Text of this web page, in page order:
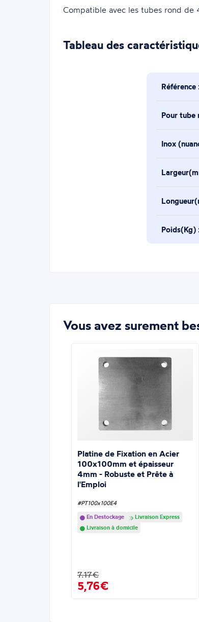
Compatible avec les tubes rond
Tableau des
Référence
Pour tube
Inox
Poids(Kg)
Vous avez surement
Platine de Fixation en Acier
100x100mm et épaisseur
4mm - Robuste et Prête à
l'Emploi
#PT100x100E4
En Destockage
Livraison Express
Livraison à domicile
7.17€
5,76€